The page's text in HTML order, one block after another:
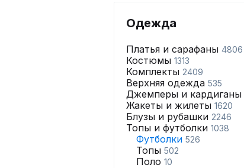
Одежда
Платья и сарафаны 4806
Костюмы 1313
Комплекты 2409
Верхняя одежда 535
Джемперы и кардиганы
Жакеты и жилеты 1620
Блузы и рубашки 2246
Топы и футболки 1038
Футболки 526
Топы 502
Поло 10